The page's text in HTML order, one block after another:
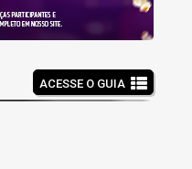
ACESSE O GUIA